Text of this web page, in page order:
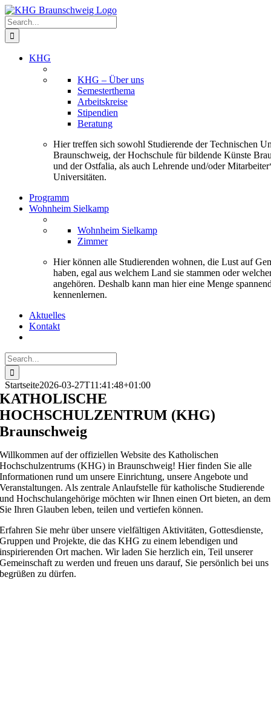
Skip
to
content
Search
for:
KHG
KHG – Über uns
Semesterthema
Arbeitskreise
Stipendien
Beratung
Hier treffen sich sowohl Studierende der Technischen
Braunschweig, der Hochschule für bildende Künste
und der Ostfalia, als auch Lehrende und/oder
Universitäten.
Programm
Wohnheim Sielkamp
Wohnheim Sielkamp
Zimmer
Hier können alle Studierenden wohnen, die Lust auf
haben, egal aus welchem Land sie stammen oder
angehören. Deshalb kann man hier eine Menge
kennenlernen.
Aktuelles
Kontakt
Search
for:
Startseite2026-03-27T11:41:48+01:00
KATHOLISCHE
HOCHSCHULZENTRUM (KHG)
Braunschweig
Willkommen auf der offiziellen Website des Katholischen
Hochschulzentrums (KHG) in Braunschweig! Hier finden Sie alle
Informationen rund um unsere Einrichtung, unsere Angebote und
Veranstaltungen. Als zentrale Anlaufstelle für katholische Studierende
und Hochschulangehörige möchten wir Ihnen einen Ort bieten, an dem
Sie Ihren Glauben leben, teilen und vertiefen können.
Erfahren Sie mehr über unsere vielfältigen Aktivitäten, Gottesdienste,
Gruppen und Projekte, die das KHG zu einem lebendigen und
inspirierenden Ort machen. Wir laden Sie herzlich ein, Teil unserer
Gemeinschaft zu werden und freuen uns darauf, Sie persönlich bei uns
begrüßen zu dürfen.